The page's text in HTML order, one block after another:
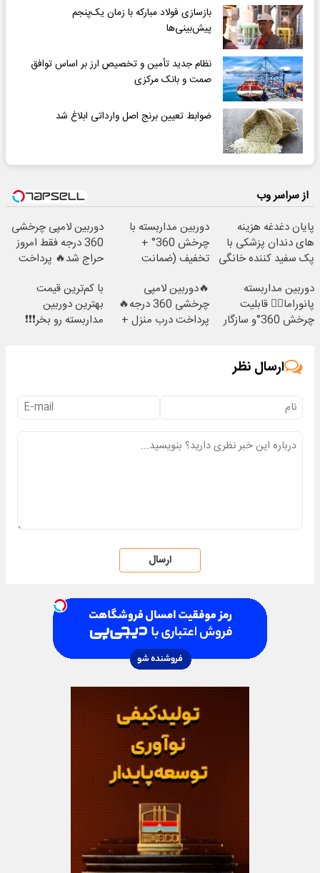
بازسازی فولاد مبارکه با زمان یک‌پنجم
پیش‌بینی‌ها
نظام جدید تأمین و تخصیص ارز بر اساس توافق
صمت و بانک مرکزی
ضوابط تعیین برنج‌ اصل وارداتی ابلاغ شد
از سراسر وب
پایان دغدغه هزینه
های دندان پزشکی با
پک سفید کننده خانگی
دوربین مداربسته با
چرخش 360° +
تخفیف (ضمانت
درب منزل)
دوربین لامپی چرخشی
360 درجه فقط امروز
حراج شد🔥 پرداخت
دوربین مداربسته
پانوراما👈🏻 قابلیت
چرخش 360°و سازگار
🔥دوربین لامپی
چرخشی 360 درجه🔥
پرداخت درب منزل +
با کم‌ترین قیمت
بهترین دوربین
مداربسته رو بخر❗❗❗
ارسال نظر
ارسال